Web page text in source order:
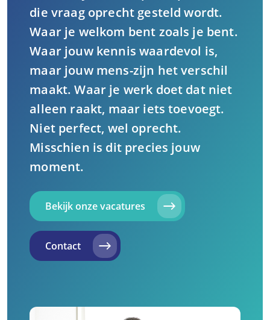
die vraag oprecht gesteld wordt.
Waar je welkom bent zoals je bent.
Waar jouw kennis waardevol is,
maar jouw mens-zijn het verschil
maakt. Waar je werk doet dat niet
alleen raakt, maar iets toevoegt.
Niet perfect, wel oprecht.
Misschien is dit precies jouw
moment.
Bekijk onze vacatures
Contact